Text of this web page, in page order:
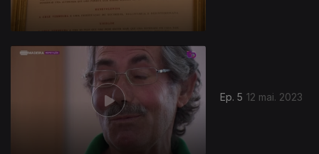
Ep. 5 12 mai. 2023